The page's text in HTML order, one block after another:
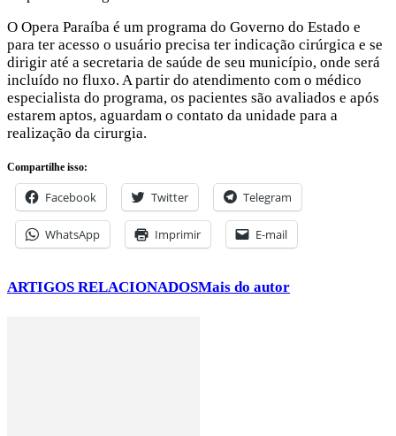
O Opera Paraíba é um programa do Governo do Estado e
para ter acesso o usuário precisa ter indicação cirúrgica e se
dirigir até a secretaria de saúde de seu município, onde será
incluído no fluxo. A partir do atendimento com o médico
especialista do programa, os pacientes são avaliados e após
estarem aptos, aguardam o contato da unidade para a
realização da cirurgia.
Compartilhe isso:
Facebook Twitter Telegram
WhatsApp Imprimir E-mail
ARTIGOS RELACIONADOSMais do autor